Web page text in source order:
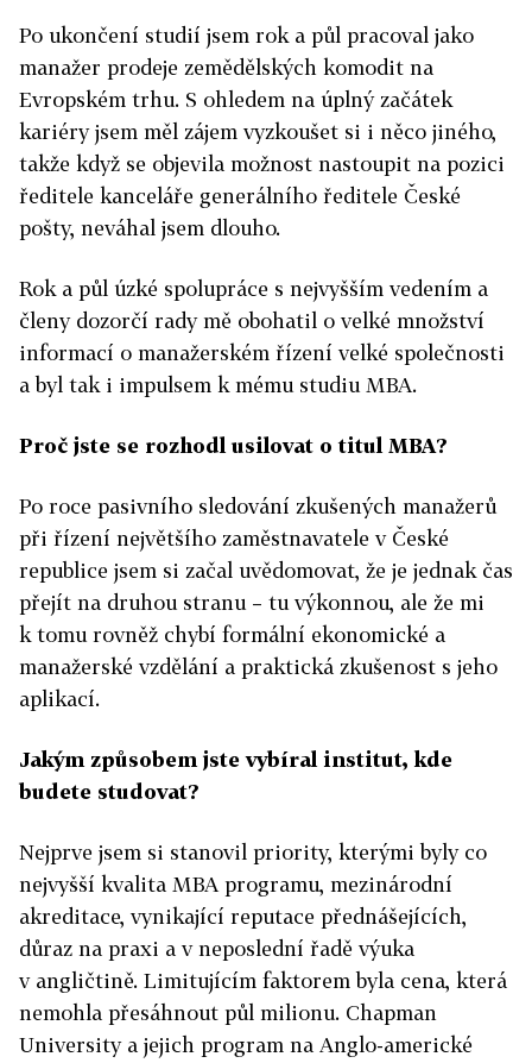
Po ukončení studií jsem rok a půl pracoval jako
manažer prodeje zemědělských komodit na
Evropském trhu. S ohledem na úplný začátek
kariéry jsem měl zájem vyzkoušet si i něco jiného,
takže když se objevila možnost nastoupit na pozici
ředitele kanceláře generálního ředitele České
pošty, neváhal jsem dlouho.
Rok a půl úzké spolupráce s nejvyšším vedením a
členy dozorčí rady mě obohatil o velké množství
informací o manažerském řízení velké společnosti
a byl tak i impulsem k mému studiu MBA.
Proč jste se rozhodl usilovat o titul MBA?
Po roce pasivního sledování zkušených manažerů
při řízení největšího zaměstnavatele v České
republice jsem si začal uvědomovat, že je jednak čas
přejít na druhou stranu – tu výkonnou, ale že mi
k tomu rovněž chybí formální ekonomické a
manažerské vzdělání a praktická zkušenost s jeho
aplikací.
Jakým způsobem jste vybíral institut, kde
budete studovat?
Nejprve jsem si stanovil priority, kterými byly co
nejvyšší kvalita MBA programu, mezinárodní
akreditace, vynikající reputace přednášejících,
důraz na praxi a v neposlední řadě výuka
v angličtině. Limitujícím faktorem byla cena, která
nemohla přesáhnout půl milionu. Chapman
University a jejich program na Anglo-americké